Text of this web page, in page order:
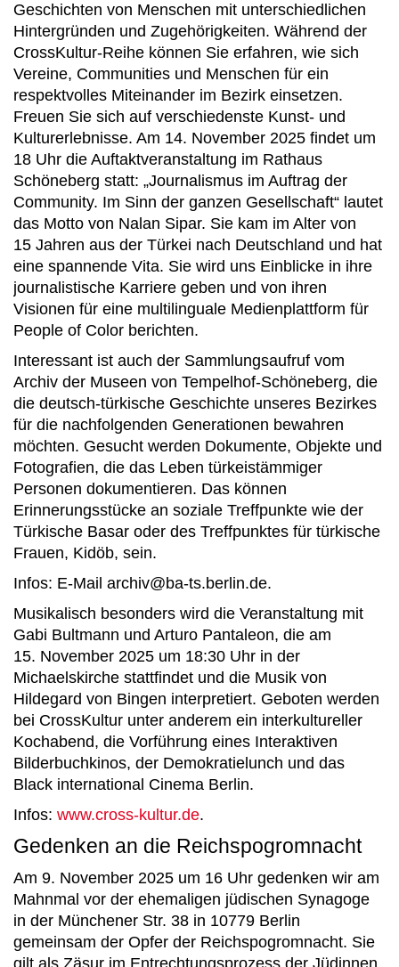
Geschichten von Menschen mit unterschiedlichen
Hintergründen und Zugehörigkeiten. Während der
CrossKultur-Reihe können Sie erfahren, wie sich
Vereine, Communities und Menschen für ein
respektvolles Miteinander im Bezirk einsetzen.
Freuen Sie sich auf verschiedenste Kunst- und
Kulturerlebnisse. Am 14. November 2025 findet um
18 Uhr die Auftaktveranstaltung im Rathaus
Schöneberg statt: „Journalismus im Auftrag der
Community. Im Sinn der ganzen Gesellschaft“ lautet
das Motto von Nalan Sipar. Sie kam im Alter von
15 Jahren aus der Türkei nach Deutschland und hat
eine spannende Vita. Sie wird uns Einblicke in ihre
journalistische Karriere geben und von ihren
Visionen für eine multilinguale Medienplattform für
People of Color berichten.
Interessant ist auch der Sammlungsaufruf vom
Archiv der Museen von Tempelhof-Schöneberg, die
die deutsch-türkische Geschichte unseres Bezirkes
für die nachfolgenden Generationen bewahren
möchten. Gesucht werden Dokumente, Objekte und
Fotografien, die das Leben türkeistämmiger
Personen dokumentieren. Das können
Erinnerungsstücke an soziale Treffpunkte wie der
Türkische Basar oder des Treffpunktes für türkische
Frauen, Kidöb, sein.
Infos: E-Mail archiv@ba-ts.berlin.de.
Musikalisch besonders wird die Veranstaltung mit
Gabi Bultmann und Arturo Pantaleon, die am
15. November 2025 um 18:30 Uhr in der
Michaelskirche stattfindet und die Musik von
Hildegard von Bingen interpretiert. Geboten werden
bei CrossKultur unter anderem ein interkultureller
Kochabend, die Vorführung eines Interaktiven
Bilderbuchkinos, der Demokratielunch und das
Black international Cinema Berlin.
Infos: www.cross-kultur.de.
Gedenken an die Reichspogromnacht
Am 9. November 2025 um 16 Uhr gedenken wir am
Mahnmal vor der ehemaligen jüdischen Synagoge
in der Münchener Str. 38 in 10779 Berlin
gemeinsam der Opfer der Reichspogromnacht. Sie
gilt als Zäsur im Entrechtungsprozess der Jüdinnen